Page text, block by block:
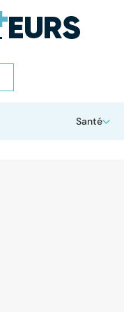
Santé